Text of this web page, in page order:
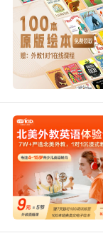
“Nice talking
作。家长可
松愉快的氛围
经具备了一
达。这个阶段
不同表达背后
孩子根据对话
对老师说“It
对同学则可以
的青少年需要
会参加国际交
道的表达来建
还可以教他